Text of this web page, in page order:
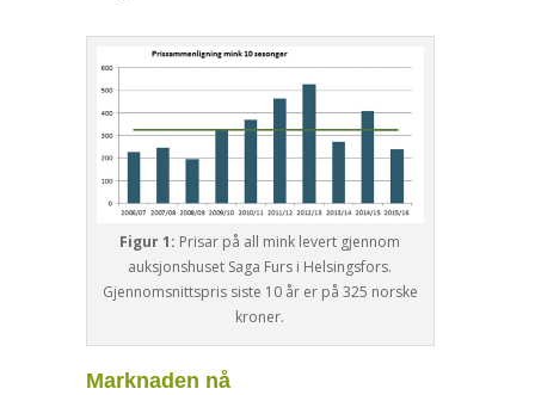
Figur 1: Prisar på all mink levert gjennom
auksjonshuset Saga Furs i Helsingsfors.
Gjennomsnittspris siste 10 år er på 325 norske
kroner.
Marknaden nå